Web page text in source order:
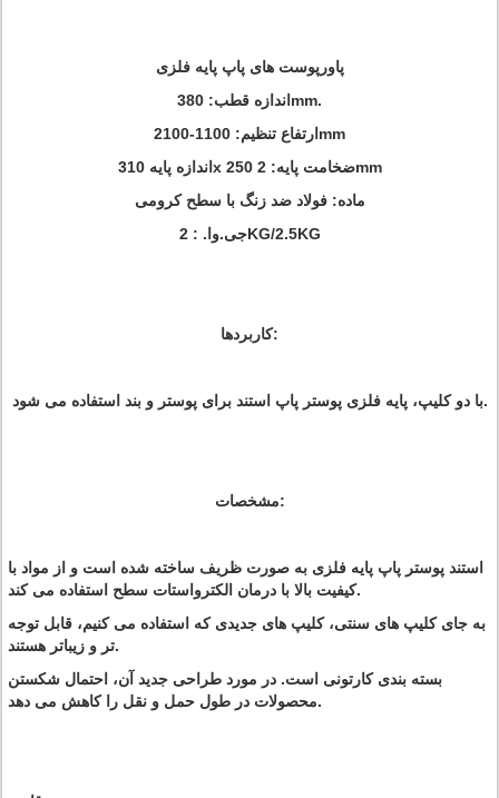
پاورپوست های پاپ پایه فلزی
اندازه قطب: 380mm.
ارتفاع تنظیم: 1100-2100mm
اندازه پایه 310x 250 ضخامت پایه: 2mm
ماده: فولاد ضد زنگ با سطح کرومی
جی.وا. : 2KG/2.5KG
کاربردها:
با دو کلیپ، پایه فلزی پوستر پاپ استند برای پوستر و بند استفاده می شود.
مشخصات:
استند پوستر پاپ پایه فلزی به صورت ظریف ساخته شده است و از مواد با
کیفیت بالا با درمان الکترواستات سطح استفاده می کند.
به جای کلیپ های سنتی، کلیپ های جدیدی که استفاده می کنیم، قابل توجه
تر و زیباتر هستند.
بسته بندی کارتونی است. در مورد طراحی جدید آن، احتمال شکستن
محصولات در طول حمل و نقل را کاهش می دهد.